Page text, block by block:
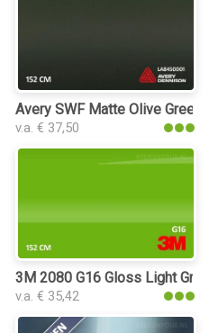
Avery SWF Matte Olive Green
v.a. € 37,50
keukenfolie
3M 2080 G16 Gloss Light
v.a. € 35,42